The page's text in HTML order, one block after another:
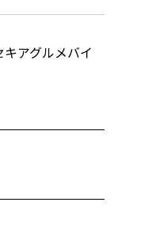
アグルメバイ